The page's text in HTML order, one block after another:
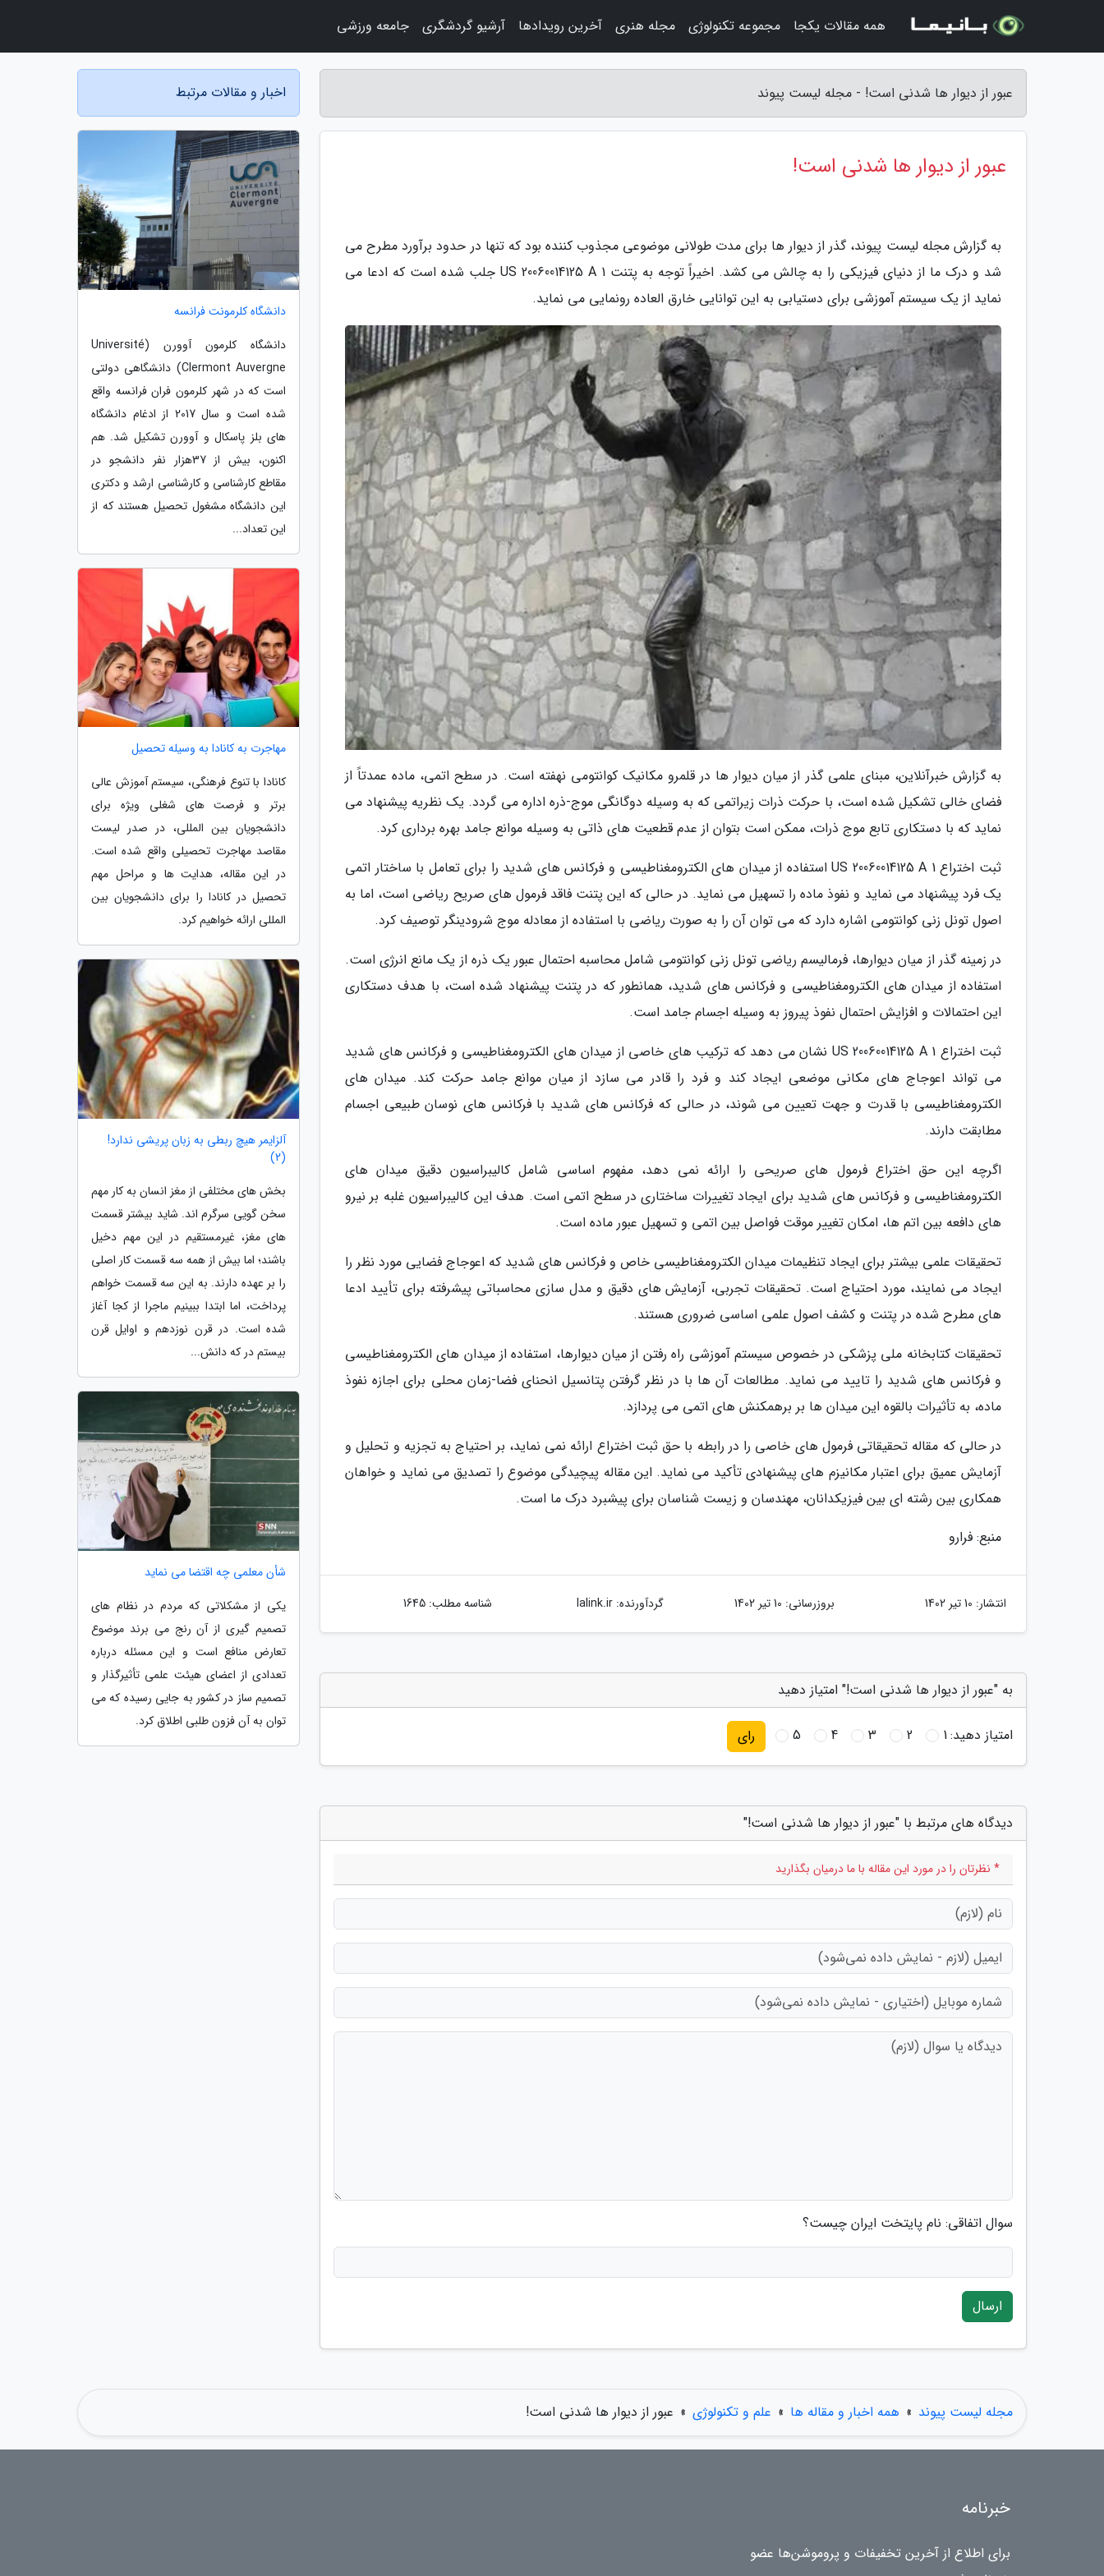
عبور از دیوار ها شدنی است! - مجله لیست پیوند
عبور از دیوار ها شدنی است!
به گزارش مجله لیست پیوند، گذر از دیوار ها برای مدت طولانی موضوعی مجذوب کننده بود که تنها در حدود برآورد مطرح می
شد و درک ما از دنیای فیزیکی را به چالش می کشد. اخیراً توجه به پتنت US 20060014125 A 1 جلب شده است که ادعا می
نماید از یک سیستم آموزشی برای دستیابی به این توانایی خارق العاده رونمایی می نماید.
به گزارش خبرآنلاین، مبنای علمی گذر از میان دیوار ها در قلمرو مکانیک کوانتومی نهفته است. در سطح اتمی، ماده عمدتاً از
فضای خالی تشکیل شده است، با حرکت ذرات زیراتمی که به وسیله دوگانگی موج-ذره اداره می گردد. یک نظریه پیشنهاد می
نماید که با دستکاری تابع موج ذرات، ممکن است بتوان از عدم قطعیت های ذاتی به وسیله موانع جامد بهره برداری کرد.
ثبت اختراع US 20060014125 A 1 استفاده از میدان های الکترومغناطیسی و فرکانس های شدید را برای تعامل با ساختار اتمی
یک فرد پیشنهاد می نماید و نفوذ ماده را تسهیل می نماید. در حالی که این پتنت فاقد فرمول های صریح ریاضی است، اما به
اصول تونل زنی کوانتومی اشاره دارد که می توان آن را به صورت ریاضی با استفاده از معادله موج شرودینگر توصیف کرد.
در زمینه گذر از میان دیوارها، فرمالیسم ریاضی تونل زنی کوانتومی شامل محاسبه احتمال عبور یک ذره از یک مانع انرژی است.
استفاده از میدان های الکترومغناطیسی و فرکانس های شدید، همانطور که در پتنت پیشنهاد شده است، با هدف دستکاری
این احتمالات و افزایش احتمال نفوذ پیروز به وسیله اجسام جامد است.
ثبت اختراع US 20060014125 A 1 نشان می دهد که ترکیب های خاصی از میدان های الکترومغناطیسی و فرکانس های شدید
می تواند اعوجاج های مکانی موضعی ایجاد کند و فرد را قادر می سازد از میان موانع جامد حرکت کند. میدان های
الکترومغناطیسی با قدرت و جهت تعیین می شوند، در حالی که فرکانس های شدید با فرکانس های نوسان طبیعی اجسام
مطابقت دارند.
اگرچه این حق اختراع فرمول های صریحی را ارائه نمی دهد، مفهوم اساسی شامل کالیبراسیون دقیق میدان های
الکترومغناطیسی و فرکانس های شدید برای ایجاد تغییرات ساختاری در سطح اتمی است. هدف این کالیبراسیون غلبه بر نیرو
های دافعه بین اتم ها، امکان تغییر موقت فواصل بین اتمی و تسهیل عبور ماده است.
تحقیقات علمی بیشتر برای ایجاد تنظیمات میدان الکترومغناطیسی خاص و فرکانس های شدید که اعوجاج فضایی مورد نظر را
ایجاد می نمایند، مورد احتیاج است. تحقیقات تجربی، آزمایش های دقیق و مدل سازی محاسباتی پیشرفته برای تأیید ادعا
های مطرح شده در پتنت و کشف اصول علمی اساسی ضروری هستند.
تحقیقات کتابخانه ملی پزشکی در خصوص سیستم آموزشی راه رفتن از میان دیوارها، استفاده از میدان های الکترومغناطیسی
و فرکانس های شدید را تایید می نماید. مطالعات آن ها با در نظر گرفتن پتانسیل انحنای فضا-زمان محلی برای اجازه نفوذ
ماده، به تأثیرات بالقوه این میدان ها بر برهمکنش های اتمی می پردازد.
در حالی که مقاله تحقیقاتی فرمول های خاصی را در رابطه با حق ثبت اختراع ارائه نمی نماید، بر احتیاج به تجزیه و تحلیل و
آزمایش عمیق برای اعتبار مکانیزم های پیشنهادی تأکید می نماید. این مقاله پیچیدگی موضوع را تصدیق می نماید و خواهان
همکاری بین رشته ای بین فیزیکدانان، مهندسان و زیست شناسان برای پیشبرد درک ما است.
منبع: فرارو
انتشار: 10 تیر 1402 بروزرسانی: 10 تیر 1402 گردآورنده:lalink.ir شناسه مطلب: 1645
به "عبور از دیوار ها شدنی است!" امتیاز دهید
امتیاز دهید:1
2
3
4
5 رای
دیدگاه های مرتبط با "عبور از دیوار ها شدنی است!"
* نظرتان را در مورد این مقاله با ما درمیان بگذارید
سوال اتفاقی: نام پایتخت ایران چیست؟
ارسال
اخبار و مقالات مرتبط
دانشگاه کلرمونت فرانسه
دانشگاه کلرمون آوورن (Université
Clermont Auvergne) دانشگاهی دولتی
است که در شهر کلرمون فران فرانسه واقع
شده است و سال 2017 از ادغام دانشگاه
های بلز پاسکال و آوورن تشکیل شد. هم
اکنون، بیش از 37هزار نفر دانشجو در
مقاطع کارشناسی و کارشناسی ارشد و دکتری
این دانشگاه مشغول تحصیل هستند که از
این تعداد...
مهاجرت به کانادا به وسیله تحصیل
کانادا با تنوع فرهنگی، سیستم آموزش عالی
برتر و فرصت های شغلی ویژه برای
دانشجویان بین المللی، در صدر لیست
مقاصد مهاجرت تحصیلی واقع شده است.
در این مقاله، هدایت ها و مراحل مهم
تحصیل در کانادا را برای دانشجویان بین
المللی ارائه خواهیم کرد.
آلزایمر هیچ ربطی به زبان پریشی ندارد!
(2)
بخش های مختلفی از مغز انسان به کار مهم
سخن گویی سرگرم اند. شاید بیشتر قسمت
های مغز، غیرمستقیم در این مهم دخیل
باشند؛ اما بیش از همه سه قسمت کار اصلی
را بر عهده دارند. به این سه قسمت خواهم
پرداخت، اما ابتدا ببینیم ماجرا از کجا آغاز
شده است. در قرن نوزدهم و اوایل قرن
بیستم در که دانش...
شأن معلمی چه اقتضا می نماید
یکی از مشکلاتی که مردم در نظام های
تصمیم گیری از آن رنج می برند موضوع
تعارض منافع است و این مسئله درباره
تعدادی از اعضای هیئت علمی تأثیرگذار و
تصمیم ساز در کشور به جایی رسیده که می
توان به آن فزون طلبی اطلاق کرد.
مجله لیست پیوند » همه اخبار و مقاله ها » علم و تکنولوژی » عبور از دیوار ها شدنی است!
همه مقالات یکجا مجموعه تکنولوژی مجله هنری آخرین رویدادها آرشیو گردشگری جامعه ورزشی
خبرنامه
برای اطلاع از آخرین تخفیفات و پروموشن‌ها عضو